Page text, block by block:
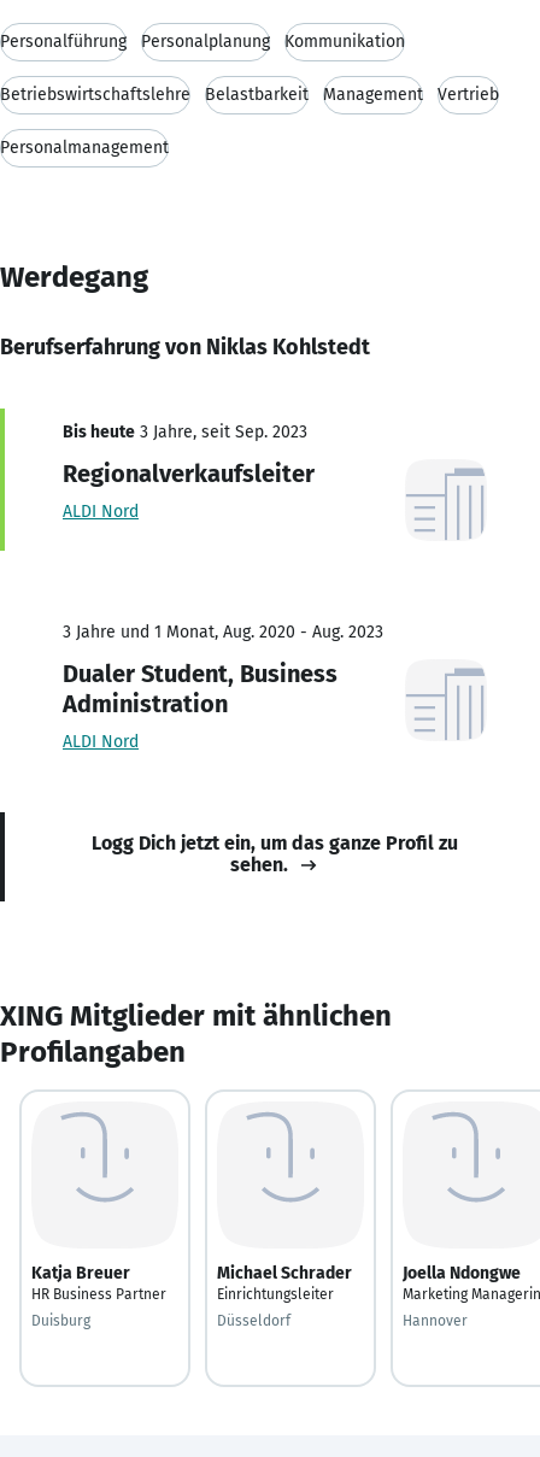
Personalführung Personalplanung Kommunikation
Betriebswirtschaftslehre Belastbarkeit Management Vertrieb
Personalmanagement
Werdegang
Berufserfahrung von Niklas Kohlstedt
Bis heute 3 Jahre, seit Sep. 2023
Regionalverkaufsleiter
ALDI Nord
3 Jahre und 1 Monat, Aug. 2020 - Aug. 2023
Dualer Student, Business
Administration
ALDI Nord
Logg Dich jetzt ein, um das ganze Profil zu
sehen.
XING Mitglieder mit ähnlichen
Profilangaben
Katja Breuer
HR Business Partner
Duisburg
Michael Schrader
Einrichtungsleiter
Düsseldorf
Joella Ndongwe
Marketing Managerin
Hannover